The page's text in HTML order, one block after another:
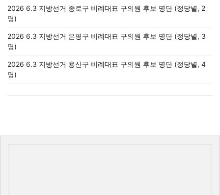
2026 6.3 지방선거 종로구 비례대표 구의원 후보 명단 (정당별, 2
명)
2026 6.3 지방선거 은평구 비례대표 구의원 후보 명단 (정당별, 3
명)
2026 6.3 지방선거 용산구 비례대표 구의원 후보 명단 (정당별, 4
명)